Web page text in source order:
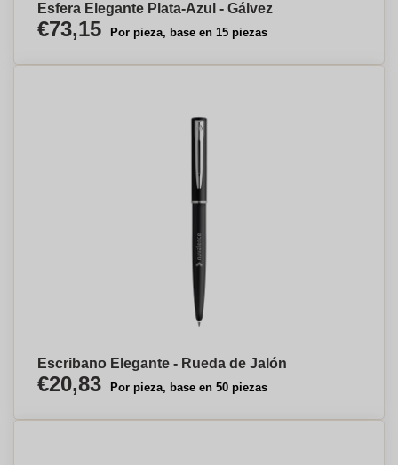
Esfera Elegante Plata-Azul - Gálvez
€73,15 Por pieza, base en 15 piezas
Escribano Elegante - Rueda de Jalón
€20,83 Por pieza, base en 50 piezas